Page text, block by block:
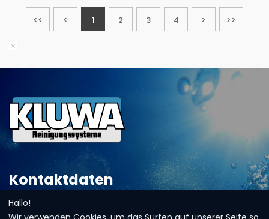
<< < 1 2 3 4 > >>
Kontaktdaten
Adresse:
Hallo!